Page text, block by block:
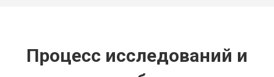
Процесс исследований и